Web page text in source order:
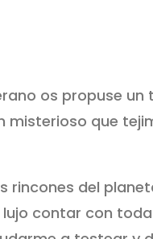
os propuse un
misterioso que
rincones del
contar con